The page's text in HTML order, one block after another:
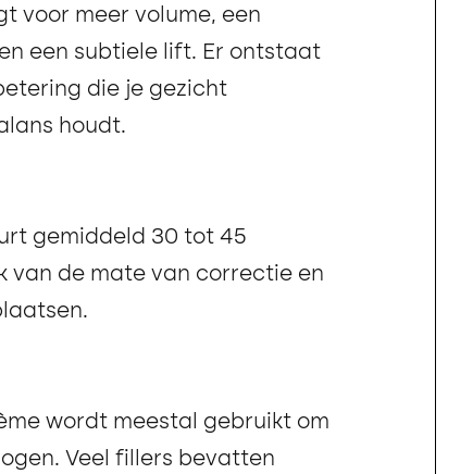
voor meer volume, een
een subtiele lift. Er ontstaat
die je gezicht
houdt.
gemiddeld 30 tot 45
van de mate van correctie en
wordt meestal gebruikt om
Veel fillers bevatten